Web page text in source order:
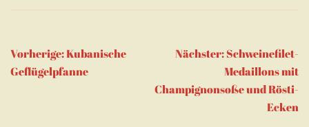
Beitragsnavigation
Vorherige:Kubanische
Geflügelpfanne
Nächster:Schweinefilet-
Medaillons mit
Champignonsoße und Rösti-
Ecken